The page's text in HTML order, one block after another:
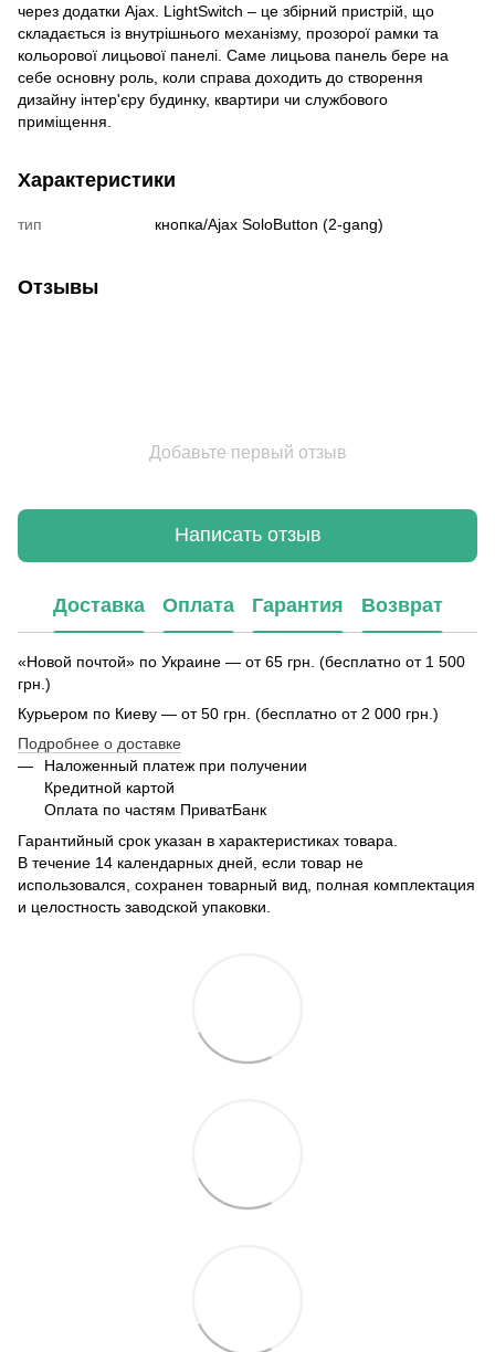
через додатки Ajax. LightSwitch – це збірний пристрій, що
складається із внутрішнього механізму, прозорої рамки та
кольорової лицьової панелі. Саме лицьова панель бере на
себе основну роль, коли справа доходить до створення
дизайну інтер'єру будинку, квартири чи службового
приміщення.
Характеристики
тип кнопка/Ajax SoloButton (2-gang)
Отзывы
Добавьте первый отзыв
Написать отзыв
Доставка Оплата Гарантия Возврат
«Новой почтой» по Украине — от 65 грн. (бесплатно от 1 500
грн.)
Курьером по Киеву — от 50 грн. (бесплатно от 2 000 грн.)
Подробнее о доставке
Наложенный платеж при получении
Кредитной картой
Оплата по частям ПриватБанк
Гарантийный срок указан в характеристиках товара.
В течение 14 календарных дней, если товар не
использовался, сохранен товарный вид, полная комплектация
и целостность заводской упаковки.